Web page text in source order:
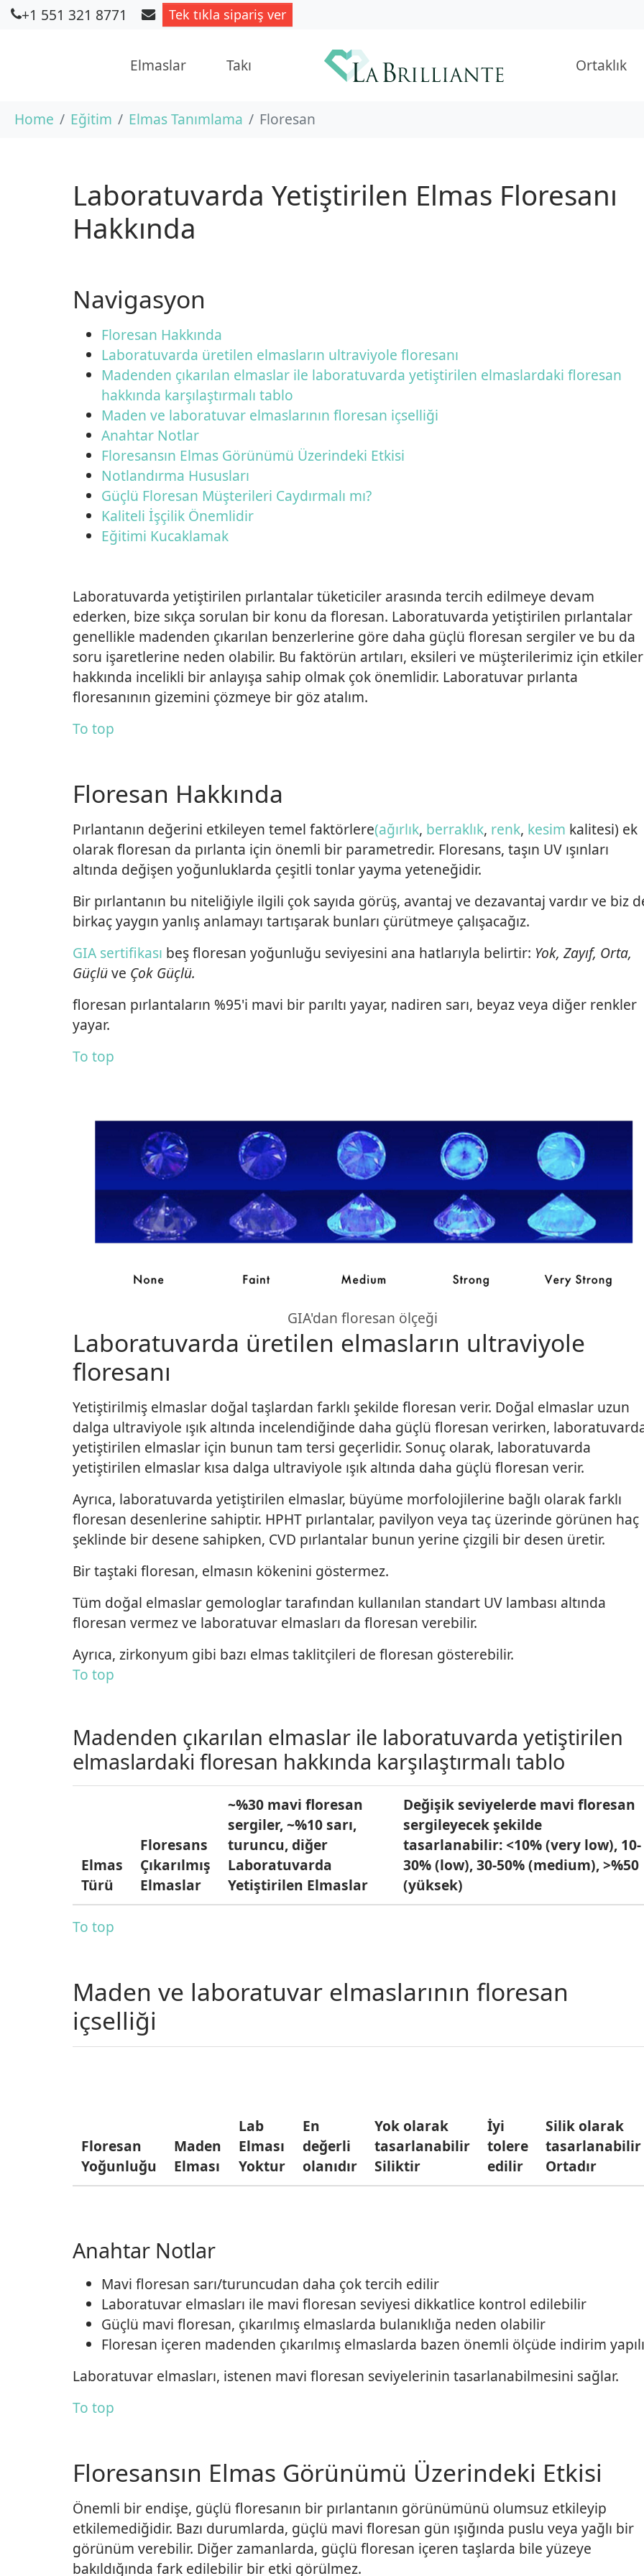
Skip to main content
+1 551 321 8771 Tek tıkla sipariş ver
Elmaslar Takı Ortaklık
You are here:
Home Eğitim Elmas Tanımlama Floresan
Laboratuvarda Yetiştirilen Elmas Floresanı
Hakkında
Navigasyon
Floresan Hakkında
Laboratuvarda üretilen elmasların ultraviyole floresanı
Madenden çıkarılan elmaslar ile laboratuvarda yetiştirilen elmaslardaki floresan
hakkında karşılaştırmalı tablo
Maden ve laboratuvar elmaslarının floresan içselliği
Anahtar Notlar
Floresansın Elmas Görünümü Üzerindeki Etkisi
Notlandırma Hususları
Güçlü Floresan Müşterileri Caydırmalı mı?
Kaliteli İşçilik Önemlidir
Eğitimi Kucaklamak
Laboratuvarda yetiştirilen pırlantalar tüketiciler arasında tercih edilmeye devam
ederken, bize sıkça sorulan bir konu da floresan. Laboratuvarda yetiştirilen pırlantalar
genellikle madenden çıkarılan benzerlerine göre daha güçlü floresan sergiler ve bu da
soru işaretlerine neden olabilir. Bu faktörün artıları, eksileri ve müşterilerimiz için
hakkında incelikli bir anlayışa sahip olmak çok önemlidir. Laboratuvar pırlanta
floresanının gizemini çözmeye bir göz atalım.
To top
Floresan Hakkında
Pırlantanın değerini etkileyen temel faktörlere(ağırlık, berraklık, renk, kesim kalitesi) ek
olarak floresan da pırlanta için önemli bir parametredir. Floresans, taşın UV ışınları
altında değişen yoğunluklarda çeşitli tonlar yayma yeteneğidir.
Bir pırlantanın bu niteliğiyle ilgili çok sayıda görüş, avantaj ve dezavantaj vardır ve biz
birkaç yaygın yanlış anlamayı tartışarak bunları çürütmeye çalışacağız.
GIA sertifikası beş floresan yoğunluğu seviyesini ana hatlarıyla belirtir: Yok, Zayıf, Orta,
Güçlüve Çok Güçlü.
floresan pırlantaların %95'i mavi bir parıltı yayar, nadiren sarı, beyaz veya diğer renkler
yayar.
To top
GIA'dan floresan ölçeği
Laboratuvarda üretilen elmasların ultraviyole
floresanı
Yetiştirilmiş elmaslar doğal taşlardan farklı şekilde floresan verir. Doğal elmaslar uzun
dalga ultraviyole ışık altında incelendiğinde daha güçlü floresan verirken,
yetiştirilen elmaslar için bunun tam tersi geçerlidir. Sonuç olarak, laboratuvarda
yetiştirilen elmaslar kısa dalga ultraviyole ışık altında daha güçlü floresan verir.
Ayrıca, laboratuvarda yetiştirilen elmaslar, büyüme morfolojilerine bağlı olarak farklı
floresan desenlerine sahiptir. HPHT pırlantalar, pavilyon veya taç üzerinde görünen haç
şeklinde bir desene sahipken, CVD pırlantalar bunun yerine çizgili bir desen üretir.
Bir taştaki floresan, elmasın kökenini göstermez.
Tüm doğal elmaslar gemologlar tarafından kullanılan standart UV lambası altında
floresan vermez ve laboratuvar elmasları da floresan verebilir.
Ayrıca, zirkonyum gibi bazı elmas taklitçileri de floresan gösterebilir.
To top
Madenden çıkarılan elmaslar ile laboratuvarda yetiştirilen
elmaslardaki floresan hakkında karşılaştırmalı tablo
Elmas
Türü
Floresans
Çıkarılmış
Elmaslar
~%30 mavi floresan
sergiler, ~%10 sarı,
turuncu, diğer
Laboratuvarda
Yetiştirilen Elmaslar
Değişik seviyelerde mavi floresan
sergileyecek şekilde
tasarlanabilir: <10% (very low), 10-
30% (low), 30-50% (medium), >%50
(yüksek)
To top
Maden ve laboratuvar elmaslarının floresan
içselliği
Floresan
Yoğunluğu
Maden
Elması
Lab
Elması
Yoktur
En
değerli
olanıdır
Yok olarak
tasarlanabilir
Siliktir
İyi
tolere
edilir
Silik olarak
tasarlanabilir
Ortadır
Anahtar Notlar
Mavi floresan sarı/turuncudan daha çok tercih edilir
Laboratuvar elmasları ile mavi floresan seviyesi dikkatlice kontrol edilebilir
Güçlü mavi floresan, çıkarılmış elmaslarda bulanıklığa neden olabilir
Floresan içeren madenden çıkarılmış elmaslarda bazen önemli ölçüde indirim
Laboratuvar elmasları, istenen mavi floresan seviyelerinin tasarlanabilmesini sağlar.
To top
Floresansın Elmas Görünümü Üzerindeki Etkisi
Önemli bir endişe, güçlü floresanın bir pırlantanın görünümünü olumsuz etkileyip
etkilemediğidir. Bazı durumlarda, güçlü mavi floresan gün ışığında puslu veya yağlı bir
görünüm verebilir. Diğer zamanlarda, güçlü floresan içeren taşlarda bile yüzeye
bakıldığında fark edilebilir bir etki görülmez.